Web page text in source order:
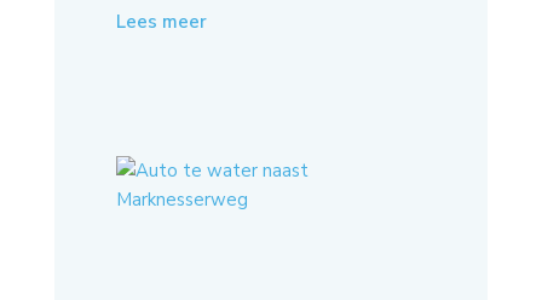
Lees meer